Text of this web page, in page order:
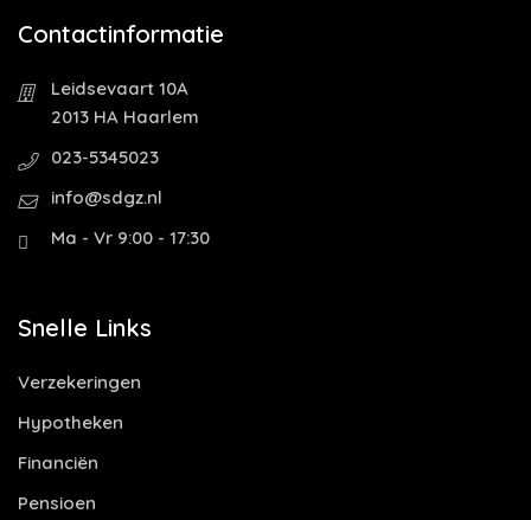
Contactinformatie
Leidsevaart 10A
2013 HA Haarlem
023-5345023
info@sdgz.nl
Ma - Vr 9:00 - 17:30
Snelle Links
Verzekeringen
Hypotheken
Financiën
Pensioen